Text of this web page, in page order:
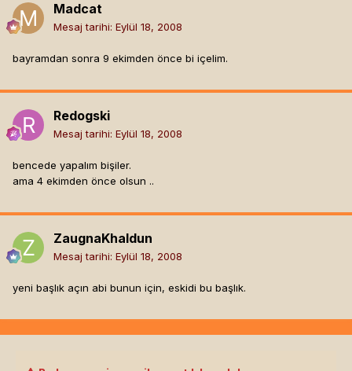
Madcat
Mesaj tarihi: Eylül 18, 2008
bayramdan sonra 9 ekimden önce bi içelim.
Redogski
Mesaj tarihi: Eylül 18, 2008
bencede yapalım bişiler.
ama 4 ekimden önce olsun ..
ZaugnaKhaldun
Mesaj tarihi: Eylül 18, 2008
yeni başlık açın abi bunun için, eskidi bu başlık.